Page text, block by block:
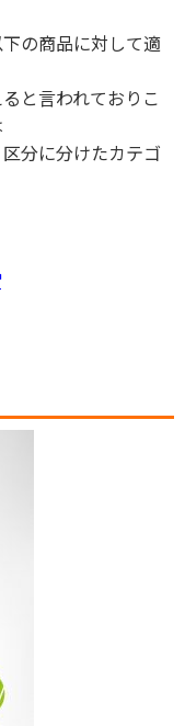
の商品に対して適
と言われておりこ
分に分けたカテゴ